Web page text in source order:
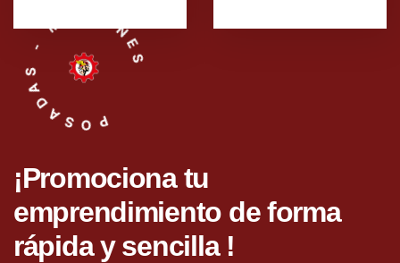
- MISIONES
¡Promociona tu
emprendimiento de forma
rápida y sencilla !